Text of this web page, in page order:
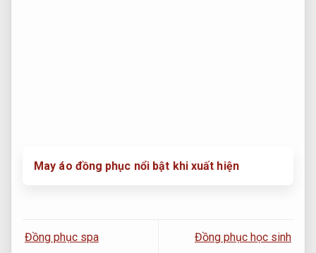
May áo đồng phục nổi bật khi xuất hiện
Đồng phục spa Đồng phục học sinh